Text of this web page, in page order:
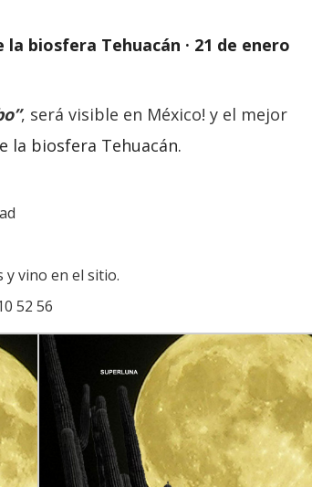
biosfera Tehuacán · 21 de enero
, será visible en México! y el mejor
la biosfera Tehuacán.
vino en el sitio.
52 56